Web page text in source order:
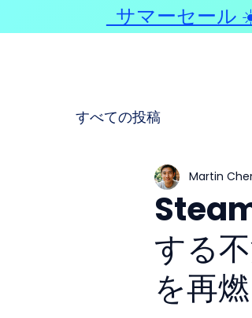
すべての投稿
する
を再
Martin
サマーセール